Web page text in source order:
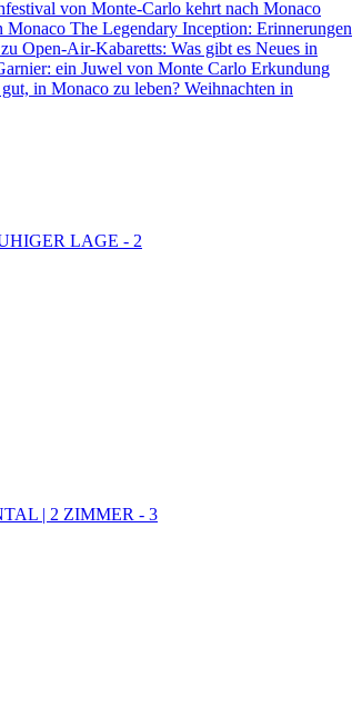
von Monte-Carlo kehrt nach Monaco
Monaco The Legendary Inception: Erinnerungen
Open-Air-Kabaretts: Was gibt es Neues in
ein Juwel von Monte Carlo Erkundung
in Monaco zu leben? Weihnachten in